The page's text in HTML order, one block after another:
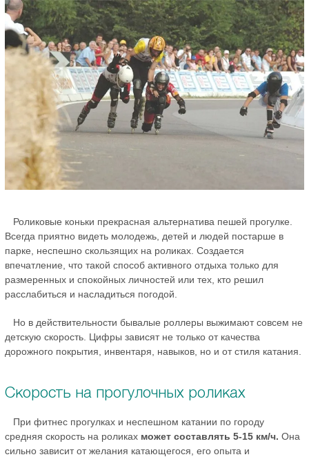
Роликовые коньки прекрасная альтернатива пешей прогулке.
Всегда приятно видеть молодежь, детей и людей постарше в
парке, неспешно скользящих на роликах. Создается
впечатление, что такой способ активного отдыха только для
размеренных и спокойных личностей или тех, кто решил
расслабиться и насладиться погодой.
Но в действительности бывалые роллеры выжимают совсем не
детскую скорость. Цифры зависят не только от качества
дорожного покрытия, инвентаря, навыков, но и от стиля катания.
Скорость на прогулочных роликах
При фитнес прогулках и неспешном катании по городу
средняя скорость на роликах может составлять 5-15 км/ч. Она
сильно зависит от желания катающегося, его опыта и